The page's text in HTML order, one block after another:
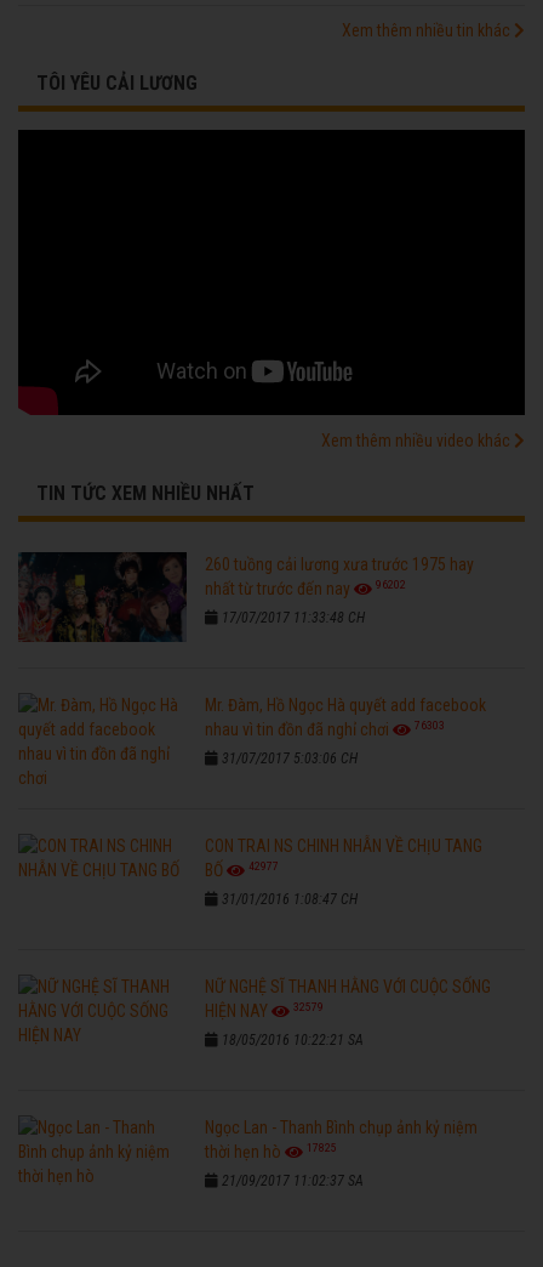
Xem thêm nhiều tin khác
TÔI YÊU CẢI LƯƠNG
Xem thêm nhiều video khác
TIN TỨC XEM NHIỀU NHẤT
260 tuồng cải lương xưa trước 1975 hay
nhất từ trước đến nay
96202
17/07/2017 11:33:48 CH
Mr. Đàm, Hồ Ngọc Hà quyết add facebook
nhau vì tin đồn đã nghỉ chơi
76303
31/07/2017 5:03:06 CH
CON TRAI NS CHINH NHẪN VỀ CHỊU TANG
BỐ
42977
31/01/2016 1:08:47 CH
NỮ NGHỆ SĨ THANH HẰNG VỚI CUỘC SỐNG
HIỆN NAY
32579
18/05/2016 10:22:21 SA
Ngọc Lan - Thanh Bình chụp ảnh kỷ niệm
thời hẹn hò
17825
21/09/2017 11:02:37 SA